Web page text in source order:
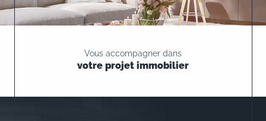
Vous accompagner dans
votre projet immobilier